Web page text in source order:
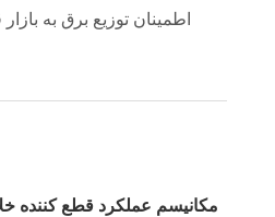
اطمینان توزیع برق به
مکانیسم عملکرد قطع کننده